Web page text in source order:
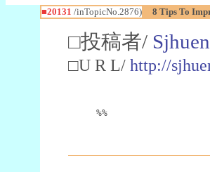
■20131 /inTopicNo.2876) 8 Tips To
□投稿者/
□U R L/ http://
%%